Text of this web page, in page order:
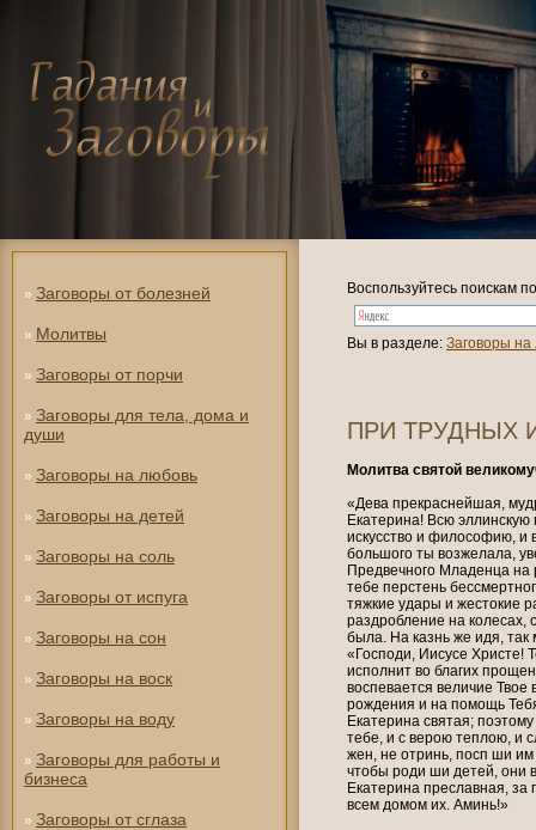
» Заговоры от болезней
» Молитвы
» Заговоры от порчи
» Заговоры для тела, дома и
души
» Заговоры на любовь
» Заговоры на детей
» Заговоры на соль
» Заговоры от испуга
» Заговоры на сон
» Заговоры на воск
» Заговоры на воду
» Заговоры для работы и
бизнеса
» Заговоры от сглаза
Воспользуйтесь поискам
Вы в разделе: Заговоры на
ПРИ ТРУДНЫХ
Молитва святой
«Дева прекраснейшая,
Екатерина! Всю
искусство и философию, и
большого ты возжелала,
Предвечного Младенца на
тебе перстень
тяжкие удары и жестокие
раздробление на колесах,
была. На казнь же идя, так
«Господи, Иисусе Христе!
исполнит во благих
воспевается величие
рождения и на помощь
Екатерина святая;
тебе, и с верою теплою, и
жен, не отринь, посп ши
чтобы роди ши детей, они
Екатерина преславная,
всем домом их. Аминь!»